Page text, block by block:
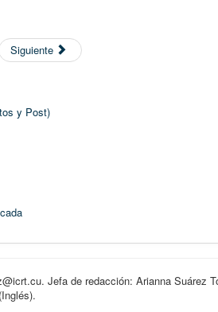
Siguiente
y Post)
Jefa de redacción: Arianna Suárez